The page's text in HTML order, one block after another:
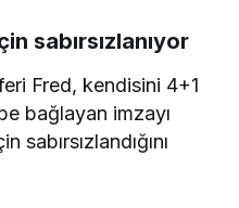
sabırsızlanıyor
Fred, kendisini 4+1
bağlayan imzayı
sabırsızlandığını